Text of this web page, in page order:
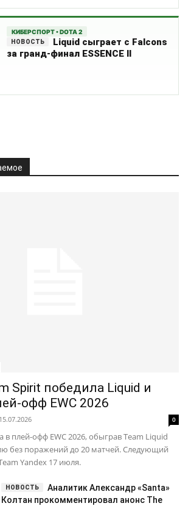
КИБЕРСПОРТ • DOTA 2
Liquid сыграет с Falcons
за гранд-финал ESSENCE II
Spirit победила Liquid и
офф EWC 2026
15.07.2026 0
плей-офф EWC 2026, обыграв Team Liquid
без поражений до 20 матчей. Следующий
Yandex 17 июля.
Аналитик Александр «Santa»
Колтан прокомментировал анонс The